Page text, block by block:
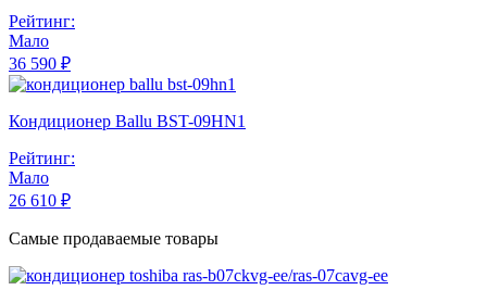
Рейтинг:
Мало
36 590 ₽
Кондиционер Ballu BST-09HN1
Рейтинг:
Мало
26 610 ₽
Самые продаваемые товары